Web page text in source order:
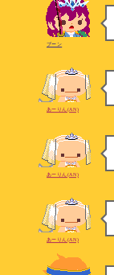
ブーン
あーりん(AN)
あーりん(AN)
あーりん(AN)